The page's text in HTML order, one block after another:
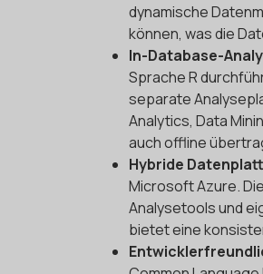
dynamische
können, was die
In-Database-
Sprache R
separate
Analytics, Data
auch offline
Hybride
Microsoft Azure.
Analysetools und
bietet eine